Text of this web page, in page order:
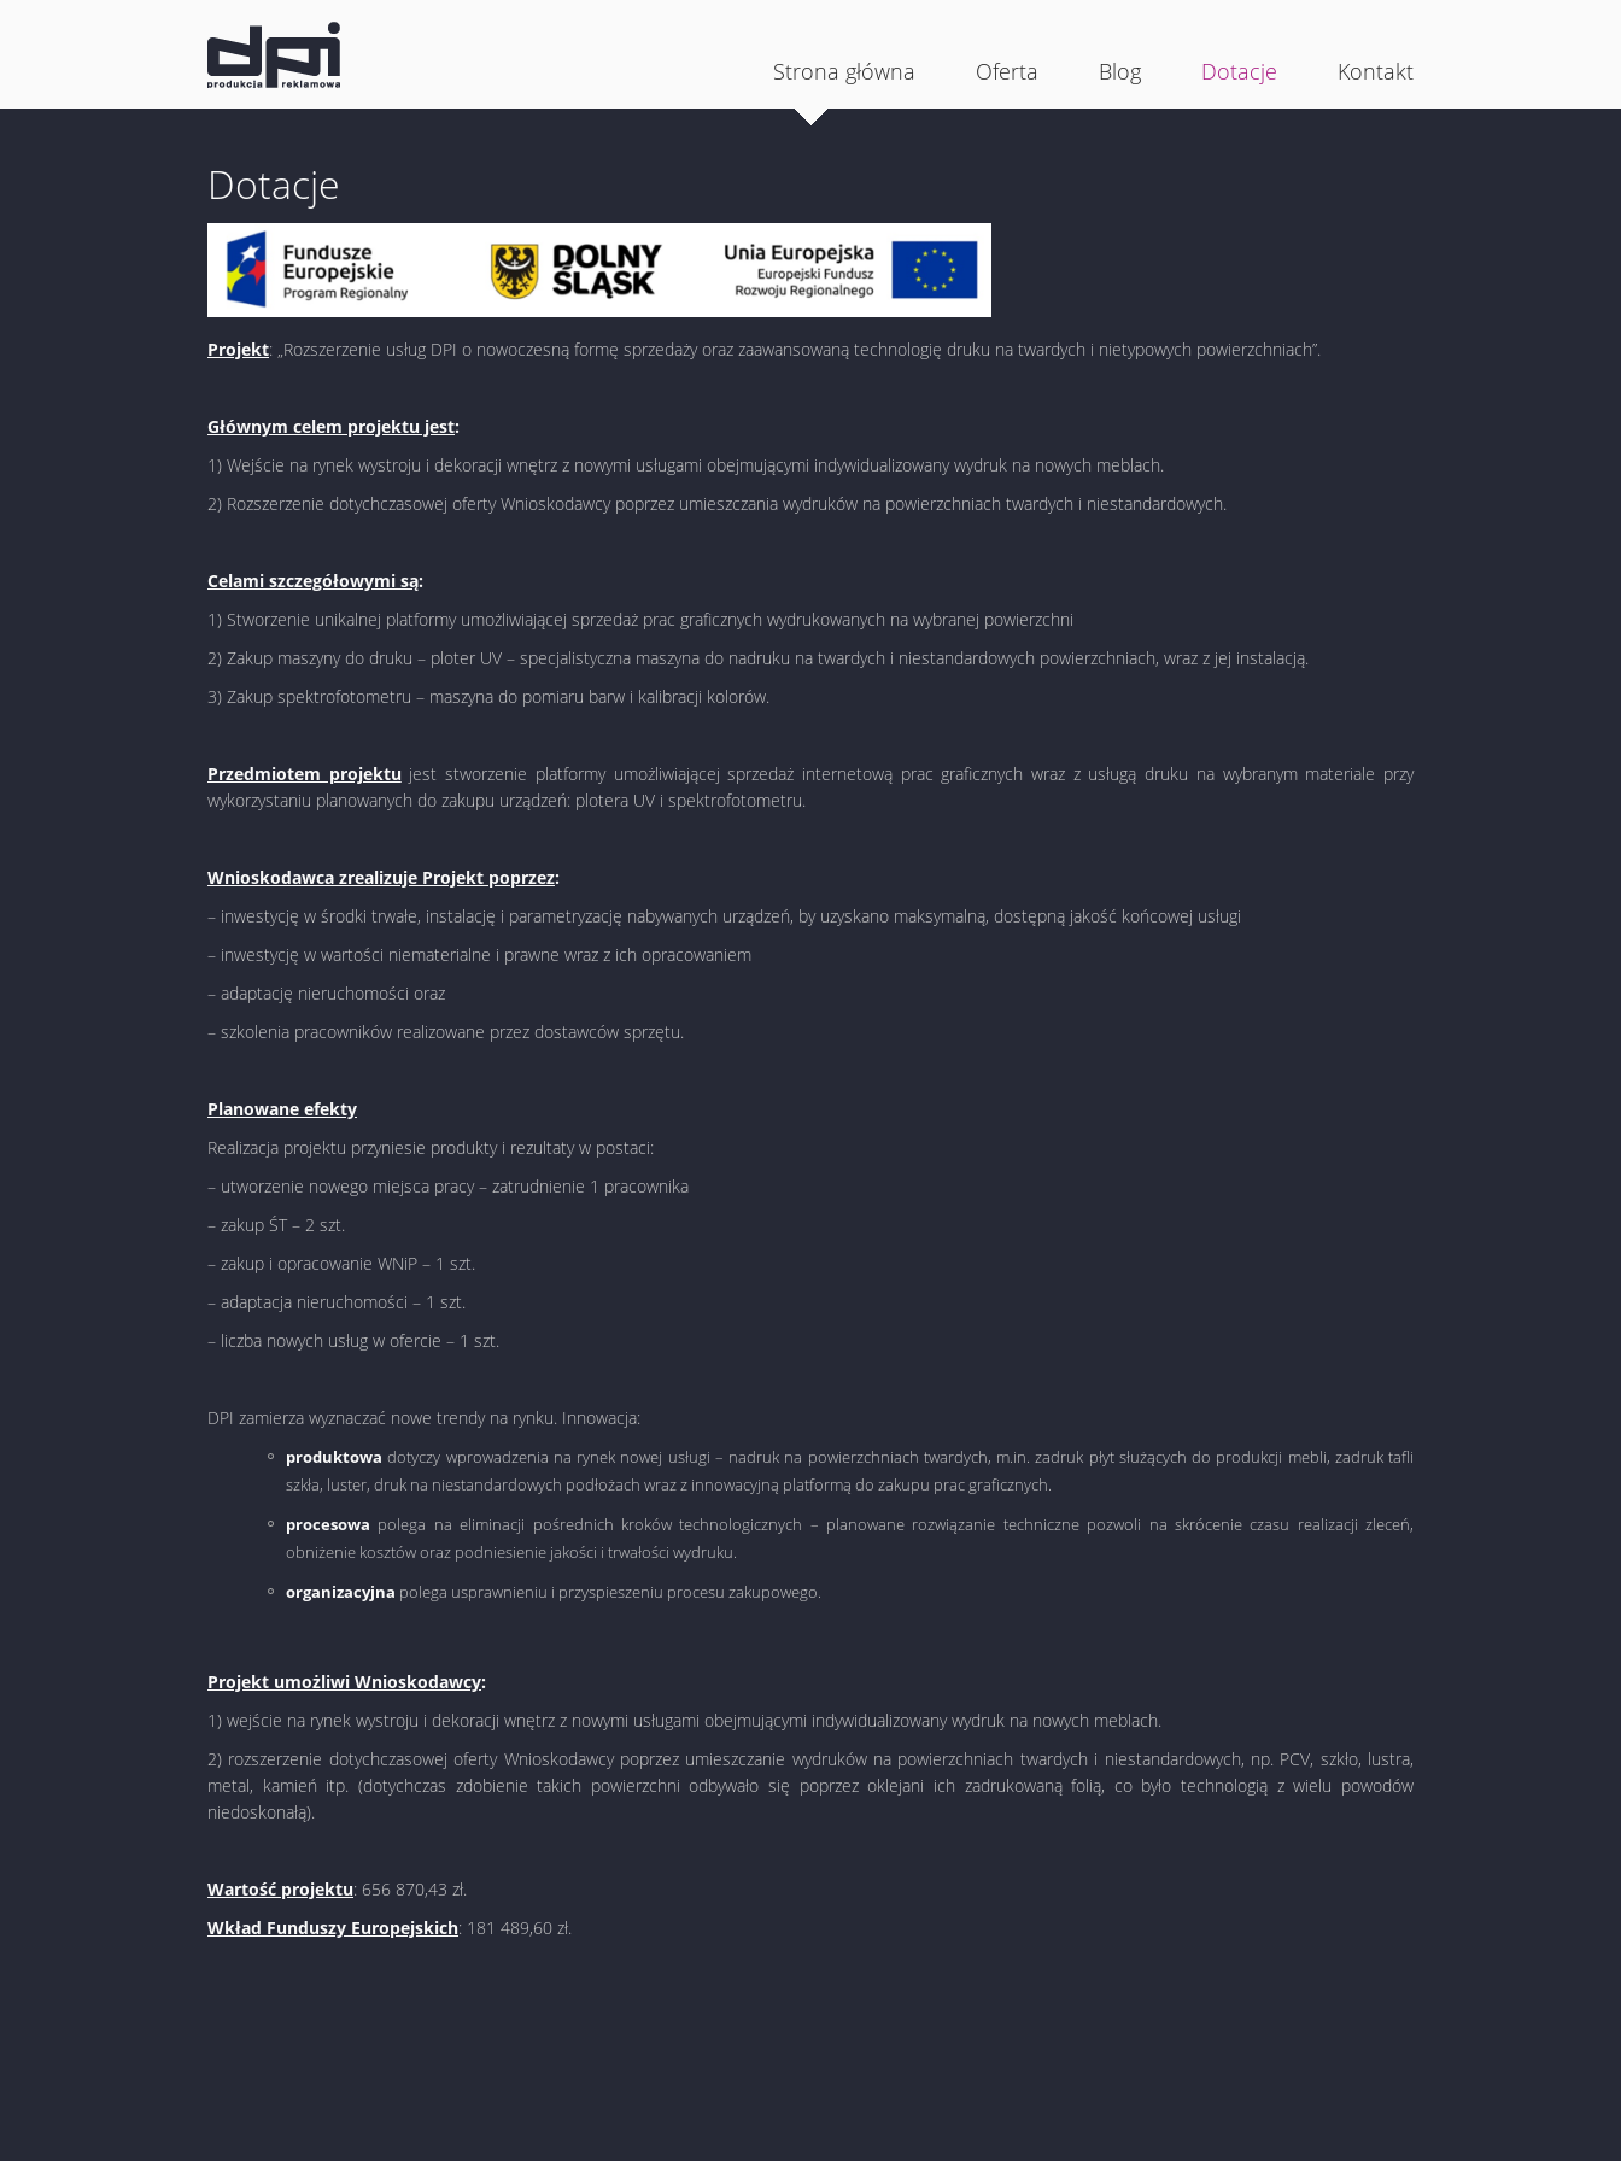
Strona główna Oferta Blog Dotacje Kontakt
Dotacje
Projekt: „Rozszerzenie usług DPI o nowoczesną formę sprzedaży oraz zaawansowaną technologię druku na twardych i nietypowych powierzchniach”.
Głównym celem projektu jest:
1) Wejście na rynek wystroju i dekoracji wnętrz z nowymi usługami obejmującymi indywidualizowany wydruk na nowych meblach.
2) Rozszerzenie dotychczasowej oferty Wnioskodawcy poprzez umieszczania wydruków na powierzchniach twardych i niestandardowych.
Celami szczegółowymi są:
1) Stworzenie unikalnej platformy umożliwiającej sprzedaż prac graficznych wydrukowanych na wybranej powierzchni
2) Zakup maszyny do druku – ploter UV – specjalistyczna maszyna do nadruku na twardych i niestandardowych powierzchniach, wraz z jej instalacją.
3) Zakup spektrofotometru – maszyna do pomiaru barw i kalibracji kolorów.
Przedmiotem projektu jest stworzenie platformy umożliwiającej sprzedaż internetową prac graficznych wraz z usługą druku na wybranym materiale przy
wykorzystaniu planowanych do zakupu urządzeń: plotera UV i spektrofotometru.
Wnioskodawca zrealizuje Projekt poprzez:
– inwestycję w środki trwałe, instalację i parametryzację nabywanych urządzeń, by uzyskano maksymalną, dostępną jakość końcowej usługi
– inwestycję w wartości niematerialne i prawne wraz z ich opracowaniem
– adaptację nieruchomości oraz
– szkolenia pracowników realizowane przez dostawców sprzętu.
Planowane efekty
Realizacja projektu przyniesie produkty i rezultaty w postaci:
– utworzenie nowego miejsca pracy – zatrudnienie 1 pracownika
– zakup ŚT – 2 szt.
– zakup i opracowanie WNiP – 1 szt.
– adaptacja nieruchomości – 1 szt.
– liczba nowych usług w ofercie – 1 szt.
DPI zamierza wyznaczać nowe trendy na rynku. Innowacja:
produktowa dotyczy wprowadzenia na rynek nowej usługi – nadruk na powierzchniach twardych, m.in. zadruk płyt służących do produkcji mebli, zadruk tafli
szkła, luster, druk na niestandardowych podłożach wraz z innowacyjną platformą do zakupu prac graficznych.
procesowa polega na eliminacji pośrednich kroków technologicznych – planowane rozwiązanie techniczne pozwoli na skrócenie czasu realizacji zleceń,
obniżenie kosztów oraz podniesienie jakości i trwałości wydruku.
organizacyjna polega usprawnieniu i przyspieszeniu procesu zakupowego.
Projekt umożliwi Wnioskodawcy:
1) wejście na rynek wystroju i dekoracji wnętrz z nowymi usługami obejmującymi indywidualizowany wydruk na nowych meblach.
2) rozszerzenie dotychczasowej oferty Wnioskodawcy poprzez umieszczanie wydruków na powierzchniach twardych i niestandardowych, np. PCV, szkło, lustra,
metal, kamień itp. (dotychczas zdobienie takich powierzchni odbywało się poprzez oklejani ich zadrukowaną folią, co było technologią z wielu powodów
niedoskonałą).
Wartość projektu: 656 870,43 zł.
Wkład Funduszy Europejskich: 181 489,60 zł.